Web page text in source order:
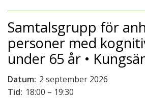
Samtalsgrupp för
personer med
under 65 år •
Datum: 2 september 2026
Tid: 18:00 – 19:30